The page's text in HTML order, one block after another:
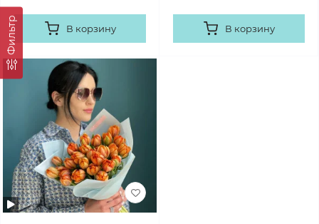
Фильтр В корзину В корзину